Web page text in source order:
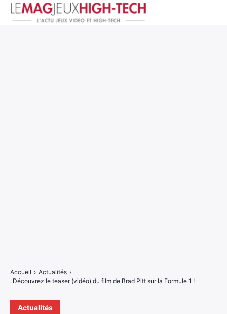
Actualités
Accueil › Actualités ›
Découvrez le teaser (vidéo) du film de Brad Pitt sur la Formule 1 !